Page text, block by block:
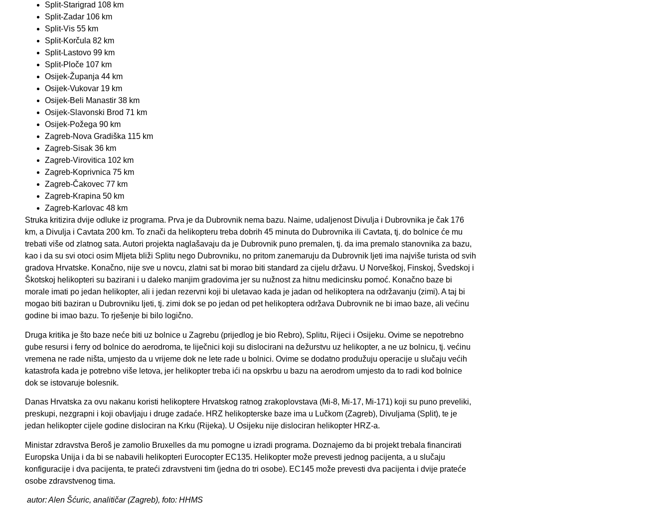
Split-Starigrad 108 km
Split-Zadar 106 km
Split-Vis 55 km
Split-Korčula 82 km
Split-Lastovo 99 km
Split-Ploče 107 km
Osijek-Županja 44 km
Osijek-Vukovar 19 km
Osijek-Beli Manastir 38 km
Osijek-Slavonski Brod 71 km
Osijek-Požega 90 km
Zagreb-Nova Gradiška 115 km
Zagreb-Sisak 36 km
Zagreb-Virovitica 102 km
Zagreb-Koprivnica 75 km
Zagreb-Čakovec 77 km
Zagreb-Krapina 50 km
Zagreb-Karlovac 48 km
Struka kritizira dvije odluke iz programa. Prva je da Dubrovnik nema bazu. Naime, udaljenost Divulja i Dubrovnika je čak 176
km, a Divulja i Cavtata 200 km. To znači da helikopteru treba dobrih 45 minuta do Dubrovnika ili Cavtata, tj. do bolnice će mu
trebati više od zlatnog sata. Autori projekta naglašavaju da je Dubrovnik puno premalen, tj. da ima premalo stanovnika za bazu,
kao i da su svi otoci osim Mljeta bliži Splitu nego Dubrovniku, no pritom zanemaruju da Dubrovnik ljeti ima najviše turista od svih
gradova Hrvatske. Konačno, nije sve u novcu, zlatni sat bi morao biti standard za cijelu državu. U Norveškoj, Finskoj, Švedskoj i
Škotskoj helikopteri su bazirani i u daleko manjim gradovima jer su nužnost za hitnu medicinsku pomoć. Konačno baze bi
morale imati po jedan helikopter, ali i jedan rezervni koji bi uletavao kada je jadan od helikoptera na održavanju (zimi). A taj bi
mogao biti baziran u Dubrovniku ljeti, tj. zimi dok se po jedan od pet helikoptera održava Dubrovnik ne bi imao baze, ali većinu
godine bi imao bazu. To rješenje bi bilo logično.
Druga kritika je što baze neće biti uz bolnice u Zagrebu (prijedlog je bio Rebro), Splitu, Rijeci i Osijeku. Ovime se nepotrebno
gube resursi i ferry od bolnice do aerodroma, te liječnici koji su dislocirani na dežurstvu uz helikopter, a ne uz bolnicu, tj. većinu
vremena ne rade ništa, umjesto da u vrijeme dok ne lete rade u bolnici. Ovime se dodatno produžuju operacije u slučaju većih
katastrofa kada je potrebno više letova, jer helikopter treba ići na opskrbu u bazu na aerodrom umjesto da to radi kod bolnice
dok se istovaruje bolesnik.
Danas Hrvatska za ovu nakanu koristi helikoptere Hrvatskog ratnog zrakoplovstava (Mi-8, Mi-17, Mi-171) koji su puno preveliki,
preskupi, nezgrapni i koji obavljaju i druge zadaće. HRZ helikopterske baze ima u Lučkom (Zagreb), Divuljama (Split), te je
jedan helikopter cijele godine dislociran na Krku (Rijeka). U Osijeku nije dislociran helikopter HRZ-a.
Ministar zdravstva Beroš je zamolio Bruxelles da mu pomogne u izradi programa. Doznajemo da bi projekt trebala financirati
Europska Unija i da bi se nabavili helikopteri Eurocopter EC135. Helikopter može prevesti jednog pacijenta, a u slučaju
konfiguracije i dva pacijenta, te prateći zdravstveni tim (jedna do tri osobe). EC145 može prevesti dva pacijenta i dvije prateće
osobe zdravstvenog tima.
autor: Alen Šćuric, analitičar (Zagreb), foto: HHMS